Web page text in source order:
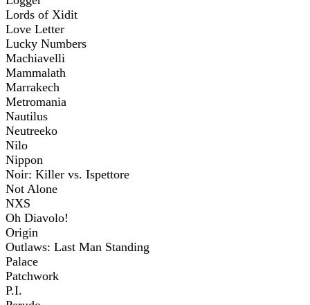
Lords of Xidit
Love Letter
Lucky Numbers
Machiavelli
Mammalath
Marrakech
Metromania
Nautilus
Neutreeko
Nilo
Nippon
Noir: Killer vs. Ispettore
Not Alone
NXS
Oh Diavolo!
Origin
Outlaws: Last Man Standing
Palace
Patchwork
P.I.